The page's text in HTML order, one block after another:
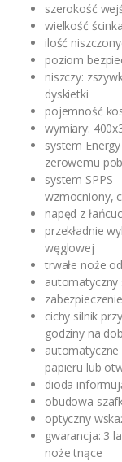
szerokość
wielkość
ilość
poziom
niszczy:
dyskietki
pojemność
wymiary:
system
zerowemu
system SPPS
wzmocniony,
napęd z
przekładnie
węglowej
trwałe noże
cichy silnik
godziny na
automatyczne
papieru lub
dioda
obudowa
optyczny
gwarancja: 3
noże tnące